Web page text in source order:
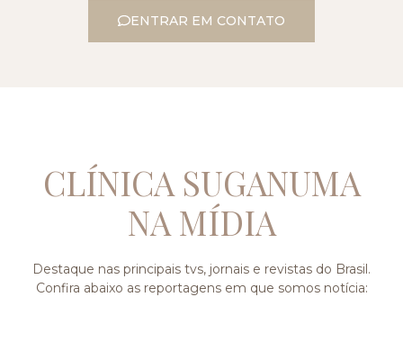
ENTRAR EM CONTATO
CLÍNICA SUGANUMA
NA MÍDIA
Destaque nas principais tvs, jornais e revistas do Brasil.
Confira abaixo as reportagens em que somos notícia: